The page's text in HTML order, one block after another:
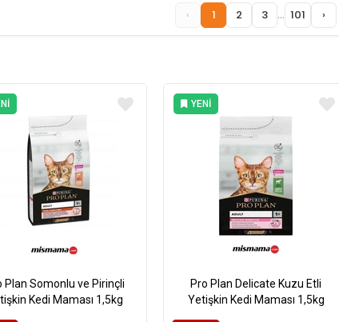
‹ 1 2 3 ... 101 ›
Plan Somonlu ve Pirinçli
Kedi Maması 1,5kg
Pro Plan Delicate Kuzu Etli
Yetişkin Kedi Maması 1,5kg
YENI